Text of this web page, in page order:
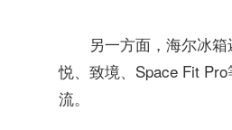
另一方面，海尔冰
悦、致境、Space Fit
流。